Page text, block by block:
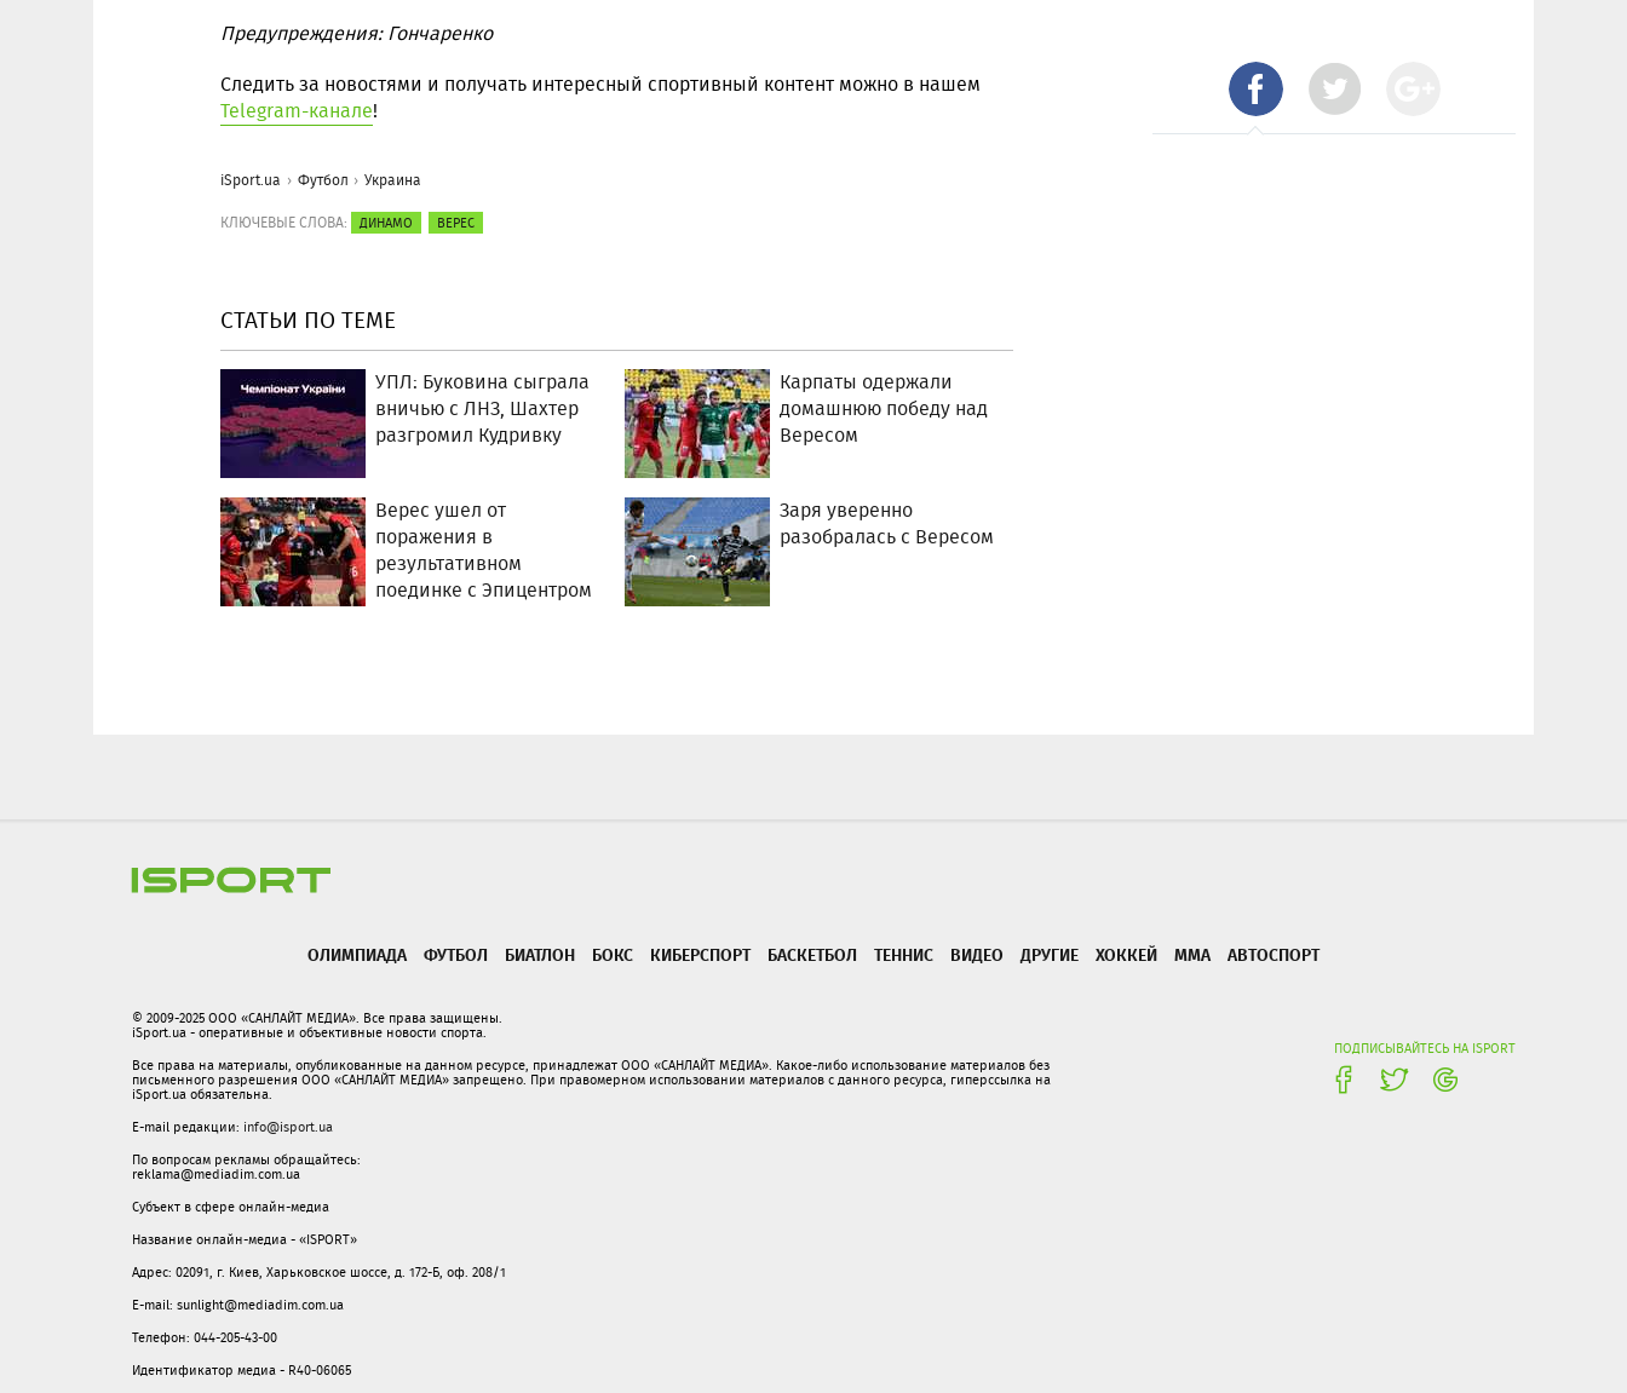
Предупреждения: Гончаренко
Следить за новостями и получать интересный спортивный контент можно в нашем
Telegram-канале!
iSport.ua Футбол Украина
КЛЮЧЕВЫЕ СЛОВА: ДИНАМО ВЕРЕС
СТАТЬИ ПО ТЕМЕ
УПЛ: Буковина сыграла
вничью с ЛНЗ, Шахтер
разгромил Кудривку
Карпаты одержали
домашнюю победу над
Вересом
Верес ушел от
поражения в
результативном
поединке с Эпицентром
Заря уверенно
разобралась с Вересом
ОЛИМПИАДА ФУТБОЛ БИАТЛОН БОКС КИБЕРСПОРТ БАСКЕТБОЛ ТЕННИС ВИДЕО ДРУГИЕ ХОККЕЙ ММА АВТОСПОРТ
ПОДПИСЫВАЙТЕСЬ НА ISPORT
© 2009-2025 ООО «САНЛАЙТ МЕДИА». Все права защищены.
iSport.ua - оперативные и объективные новости спорта.
Все права на материалы, опубликованные на данном ресурсе, принадлежат ООО «САНЛАЙТ МЕДИА». Какое-либо использование материалов без
письменного разрешения ООО «САНЛАЙТ МЕДИА» запрещено. При правомерном использовании материалов с данного ресурса, гиперссылка на
iSport.ua обязательна.
E-mail редакции: info@isport.ua
По вопросам рекламы обращайтесь:
reklama@mediadim.com.ua
Субъект в сфере онлайн-медиа
Название онлайн-медиа - «ISPORT»
Адрес: 02091, г. Киев, Харьковское шоссе, д. 172-Б, оф. 208/1
E-mail: sunlight@mediadim.com.ua
Телефон: 044-205-43-00
Идентификатор медиа - R40-06065